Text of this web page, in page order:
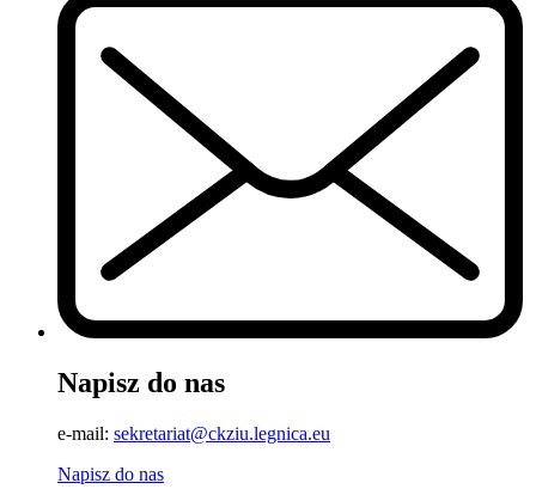
Napisz do nas
e-mail: sekretariat@ckziu.legnica.eu
Napisz do nas